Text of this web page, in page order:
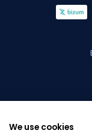
We use cookies